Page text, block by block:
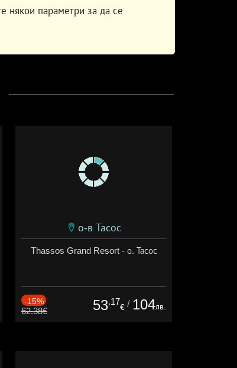
някои параметри за да се
о-в Тасос
Thassos Grand Resort - о. Тасос
-15%
62.38€ 53.17
€ / 104лв.